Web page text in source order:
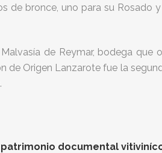
bronce, uno para su Rosado
de Reymar, bodega que
Origen Lanzarote fue la
documental